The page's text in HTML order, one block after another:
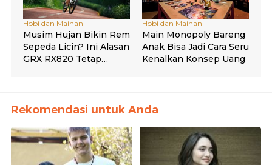
Rekomendasi untuk Anda